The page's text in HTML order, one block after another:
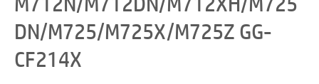
DN/M725/M725X/M725Z GG-
CF214X